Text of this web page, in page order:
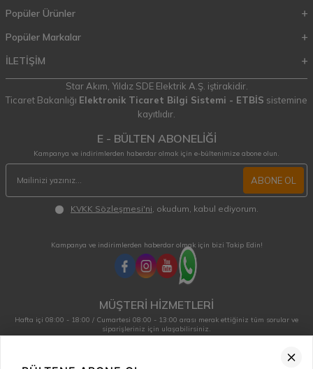
Popüler Ürünler
Popüler Markalar
İLETİŞİM
Star Akım, Yıldız SDE Elektrik A.Ş. iştirakidir.
Ticaret Bakanlığı Elektronik Ticaret Bilgi Sistemi - ETBİS sistemine
kayıtlıdır.
E - BÜLTEN ABONELİĞİ
Kampanya ve indirimlerden haberdar olmak için e-bültenimize abone olun.
ABONE OL
KVKK Sözleşmesi'ni, okudum, kabul ediyorum.
Kampanya ve indirimlerden haberdar olmak için bizi Takip Edin!
MÜŞTERİ HİZMETLERİ
Hafta içi 08:00 - 18:00 / Cumartesi 08:00 - 13:00 arası merak ettiğiniz tüm sorular ve
siparişleriniz için ulaşabilirsiniz.